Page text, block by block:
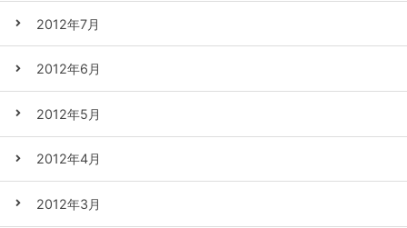
2012年7月
2012年6月
2012年5月
2012年4月
2012年3月